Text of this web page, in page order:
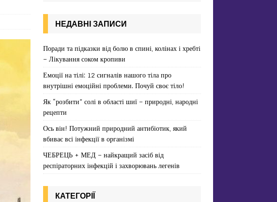
НЕДАВНІ ЗАПИСИ
Поради та підказки від болю в спині, колінах і хребті
– Лікування соком кропиви
Емоції на тілі: 12 сигналів нашого тіла про
внутрішні емоційні проблеми. Почуй своє тіло!
Як “розбити” солі в області шиї – природні, народні
рецепти
Ось він! Потужний природний антибіотик, який
вбиває всі інфекції в організмі
ЧЕБРЕЦЬ + МЕД – найкращий засіб від
респіраторних інфекцій і захворювань легенів
КАТЕГОРІЇ